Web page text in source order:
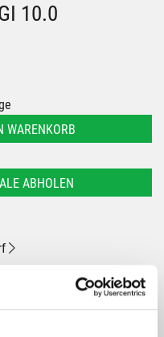
10.0
WARENKORB
ABHOLEN
gerne.